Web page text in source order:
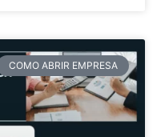
COMO ABRIR EMPRESA